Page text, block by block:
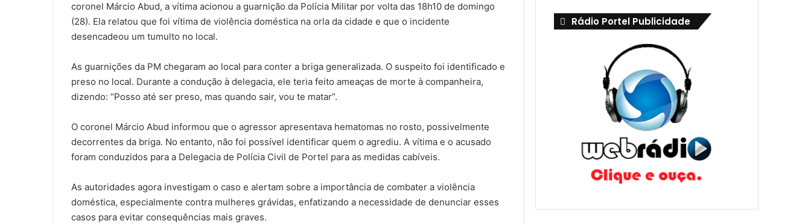
coronel Márcio Abud, a vítima acionou a guarnição da Polícia Militar por volta das 18h10 de domingo
(28). Ela relatou que foi vítima de violência doméstica na orla da cidade e que o incidente
desencadeou um tumulto no local.
As guarnições da PM chegaram ao local para conter a briga generalizada. O suspeito foi identificado e
preso no local. Durante a condução à delegacia, ele teria feito ameaças de morte à companheira,
dizendo: “Posso até ser preso, mas quando sair, vou te matar”.
O coronel Márcio Abud informou que o agressor apresentava hematomas no rosto, possivelmente
decorrentes da briga. No entanto, não foi possível identificar quem o agrediu. A vítima e o acusado
foram conduzidos para a Delegacia de Polícia Civil de Portel para as medidas cabíveis.
As autoridades agora investigam o caso e alertam sobre a importância de combater a violência
doméstica, especialmente contra mulheres grávidas, enfatizando a necessidade de denunciar esses
casos para evitar consequências mais graves.
Rádio Portel Publicidade